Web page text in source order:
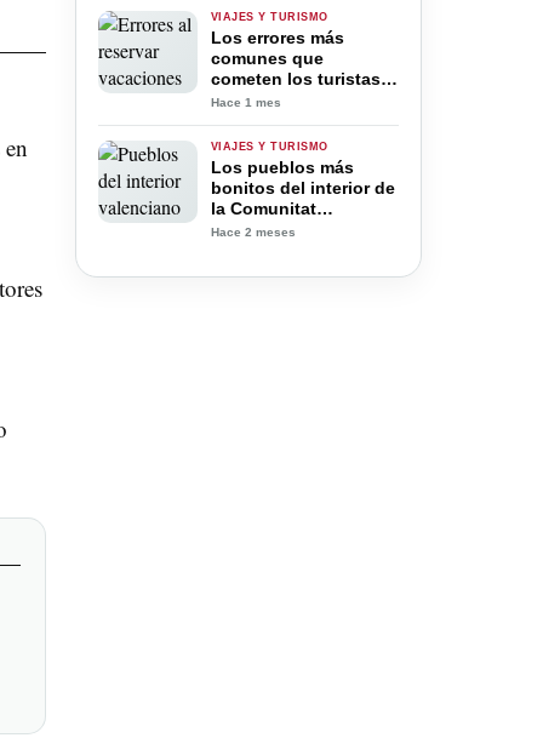
observar las estrellas
del Mediterráneo
VIAJES Y TURISMO
Los errores más
comunes que
cometen los turistas
al reservar vacaciones
caros
Hace 1 mes
VIAJES Y TURISMO
Los pueblos más
bonitos del interior de
la Comunitat
Valenciana para una
Hace 2 meses